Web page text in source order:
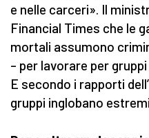
e nelle carceri». Il
Financial Times che le
mortali assumono
– per lavorare per
E secondo i rapporti
gruppi inglobano